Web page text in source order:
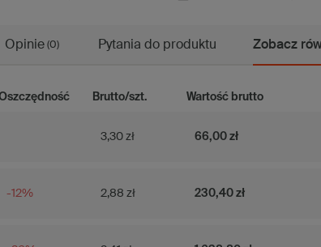
Opinie (0) Pytania do produktu Zobacz
Brutto/szt. Wartość brutto
3,30 zł 66,00 zł
-12% 2,88 zł 230,40 zł